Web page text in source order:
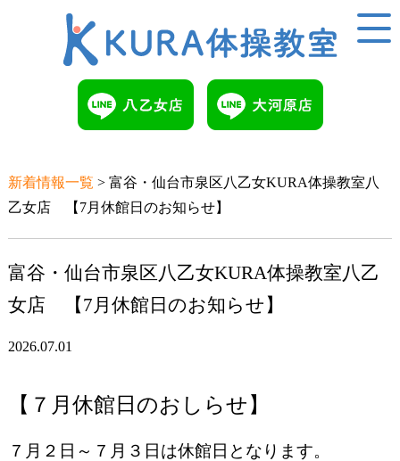
新着情報一覧 > 富谷・仙台市泉区八乙女KURA体操教室八
乙女店 【7月休館日のお知らせ】
富谷・仙台市泉区八乙女KURA体操教室八乙
女店 【7月休館日のお知らせ】
2026.07.01
【７月休館日のおしらせ】
７月２日～７月３日は休館日となります。